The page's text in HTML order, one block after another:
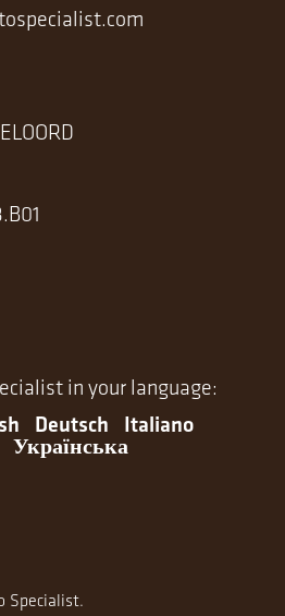
in your language:
Deutsch Italiano
Українська
Specialist.